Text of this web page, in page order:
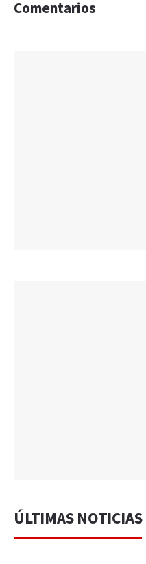
Comentarios
ÚLTIMAS NOTICIAS